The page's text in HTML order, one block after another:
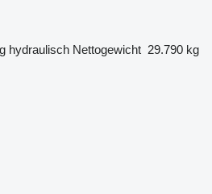
hydraulisch Nettogewicht 29.790 kg